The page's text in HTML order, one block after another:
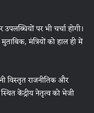
पर भी चर्चा होगी।
मंत्रियों को हाल ही में
विस्तृत राजनीतिक और
स्थित केंद्रीय नेतृत्व को भेजी